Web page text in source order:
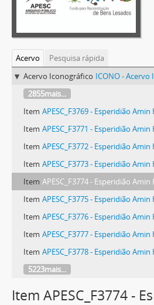
Acervo
Pesquisa rápida
Acervo Iconográfico ICONO -
2855mais...
Item APESC_F3769 - Esperidião
Item APESC_F3771 - Esperidião
Item APESC_F3772 - Esperidião
Item APESC_F3773 - Esperidião
Item APESC_F3774 - Esperidião
Item APESC_F3775 - Esperidião
Item APESC_F3776 - Esperidião
Item APESC_F3777 - Esperidião
Item APESC_F3778 - Esperidião
5223mais...
Item APESC_F3774 -